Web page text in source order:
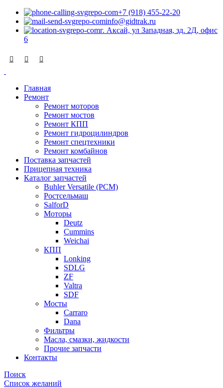
+7 (918) 455-22-20
info@gidtrak.ru
г. Аксай, ул Западная, зд. 2Д, офис
6
Главная
Ремонт
Ремонт моторов
Ремонт мостов
Ремонт КПП
Ремонт гидроцилиндров
Ремонт спецтехники
Ремонт комбайнов
Поставка запчастей
Прицепная техника
Каталог запчастей
Buhler Versatile (РСМ)
Ростсельмаш
SalforD
Моторы
Deutz
Cummins
Weichai
КПП
Lonking
SDLG
ZF
Valtra
SDF
Мосты
Carraro
Dana
Фильтры
Масла, смазки, жидкости
Прочие запчасти
Контакты
Поиск
Список желаний